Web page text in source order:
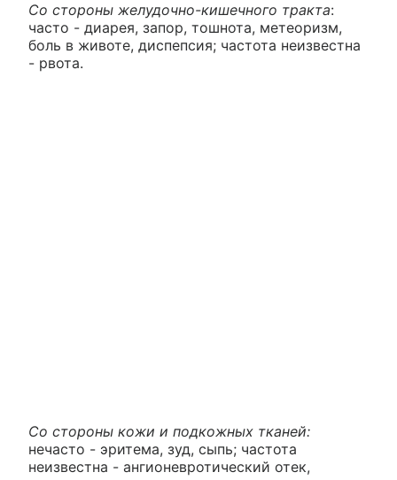
Со стороны желудочно-кишечного тракта:
часто - диарея, запор, тошнота, метеоризм,
боль в животе, диспепсия; частота неизвестна
- рвота.
Со стороны кожи и подкожных тканей:
нечасто - эритема, зуд, сыпь; частота
неизвестна - ангионевротический отек,